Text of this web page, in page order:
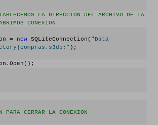
LA DIRECCION DEL ARCHIVO DE LA
CONEXION
sqlCon =
new SQLiteConnection( "Data
);
sqlCon.Open();
PARA CERRAR LA CONEXION